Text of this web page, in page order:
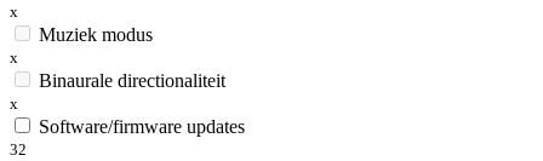
x
Muziek modus
x
Binaurale directionaliteit
x
Software/firmware updates
32